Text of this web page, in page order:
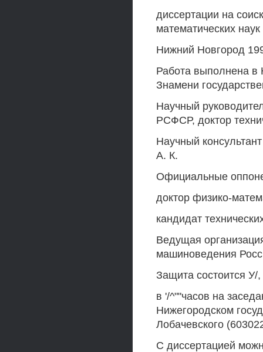
диссертации на
математических наук
Нижний Новгород
Работа выполнена в
Знамени
Научный
РСФСР, доктор
Научный
А. К.
Официальные
доктор физико-
кандидат
Ведущая
машиноведения
Защита состоится
в '/^""часов на
Нижегородском
Лобачевского
С диссертацией